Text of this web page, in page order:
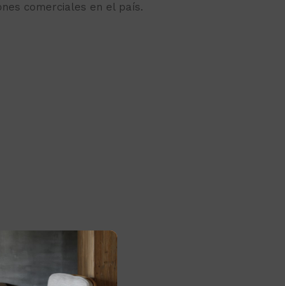
comerciales en el país.